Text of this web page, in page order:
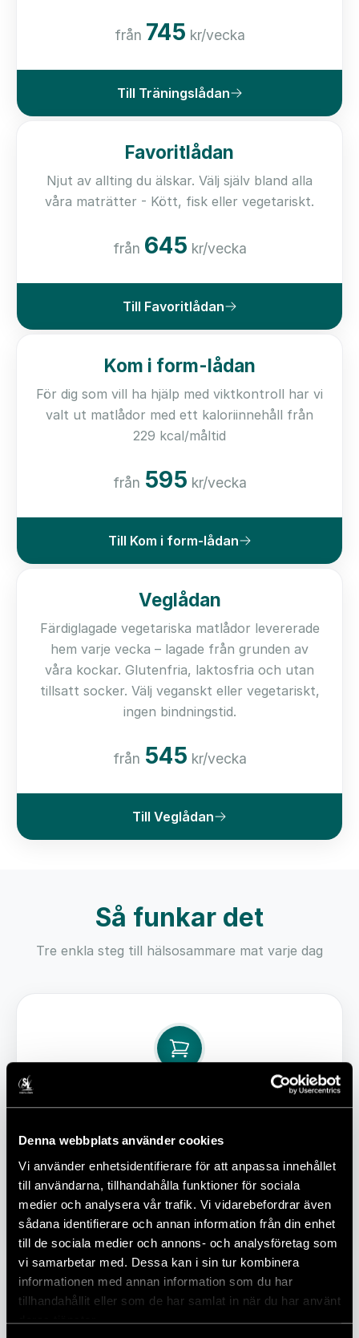
Denna webbplats använder cookies
Vi använder enhetsidentifierare för att anpassa innehållet
till användarna, tillhandahålla funktioner för sociala
medier och analysera vår trafik. Vi vidarebefordrar även
sådana identifierare och annan information från din enhet
till de sociala medier och annons- och analysföretag som
vi samarbetar med. Dessa kan i sin tur kombinera
informationen med annan information som du har
tillhandahållit eller som de har samlat in när du har använt
deras tjänster.
från 745 kr/vecka
Till Träningslådan
Favoritlådan
Njut av allting du älskar. Välj själv bland alla
våra maträtter - Kött, fisk eller vegetariskt.
från 645 kr/vecka
Till Favoritlådan
Kom i form-lådan
För dig som vill ha hjälp med viktkontroll har vi
valt ut matlådor med ett kaloriinnehåll från
229 kcal/måltid
från 595 kr/vecka
Till Kom i form-lådan
Veglådan
Färdiglagade vegetariska matlådor levererade
hem varje vecka – lagade från grunden av
våra kockar. Glutenfria, laktosfria och utan
tillsatt socker. Välj veganskt eller vegetariskt,
ingen bindningstid.
från 545 kr/vecka
Till Veglådan
Så funkar det
Tre enkla steg till hälsosammare mat varje dag
Välj din låda
Välj mellan Kom i Form-lådan eller
Favoritlådan med kött, fisk eller
vegetariskt.